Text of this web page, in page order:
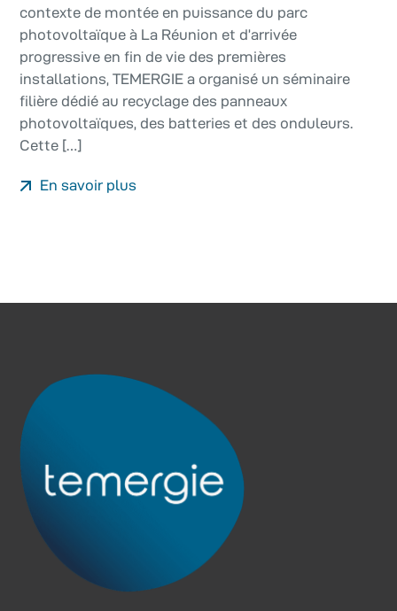
contexte de montée en puissance du parc
photovoltaïque à La Réunion et d’arrivée
progressive en fin de vie des premières
installations, TEMERGIE a organisé un séminaire
filière dédié au recyclage des panneaux
photovoltaïques, des batteries et des onduleurs.
Cette […]
En savoir plus